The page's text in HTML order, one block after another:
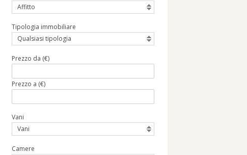
Affitto
Tipologia immobiliare
Qualsiasi tipologia
Prezzo da (€)
Prezzo a (€)
Vani
Vani
Camere